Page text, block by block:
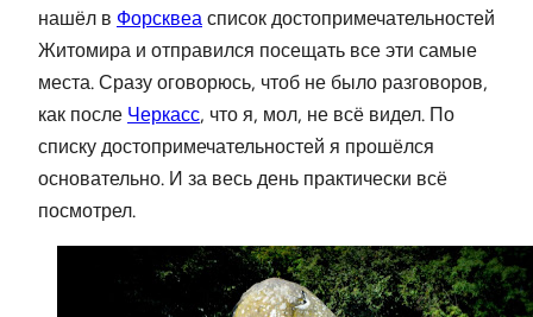
нашёл в Форсквеа список достопримечательностей
Житомира и отправился посещать все эти самые
места. Сразу оговорюсь, чтоб не было разговоров,
как после Черкасс, что я, мол, не всё видел. По
списку достопримечательностей я прошёлся
основательно. И за весь день практически всё
посмотрел.